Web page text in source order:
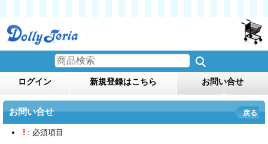
ログイン 新規登録はこちら お問い合せ
お問い合せ 戻る
! : 必須項目